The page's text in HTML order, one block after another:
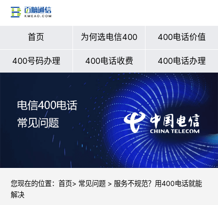
首页 为何选电信400 400电话价值
400号码办理 400电话收费 400电话办理
您现在的位置： 首页> 常见问题> 服务不规范？用400电话就能
解决